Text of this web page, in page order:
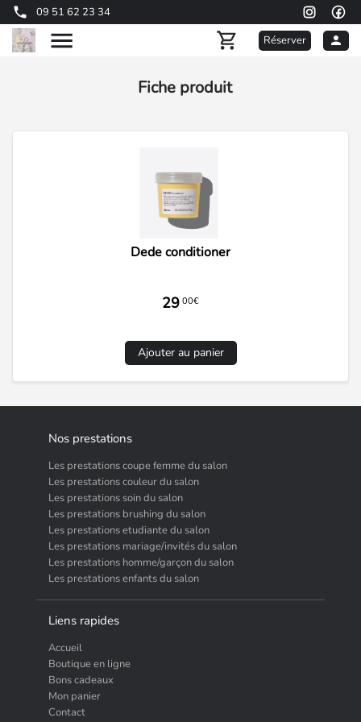
09 51 62 23 34
Réserver
Fiche produit
Dede conditioner
29 00€
Ajouter au panier
Nos prestations
Les prestations coupe femme du salon
Les prestations couleur du salon
Les prestations soin du salon
Les prestations brushing du salon
Les prestations etudiante du salon
Les prestations mariage/invités du salon
Les prestations homme/garçon du salon
Les prestations enfants du salon
Liens rapides
Accueil
Boutique en ligne
Bons cadeaux
Mon panier
Contact